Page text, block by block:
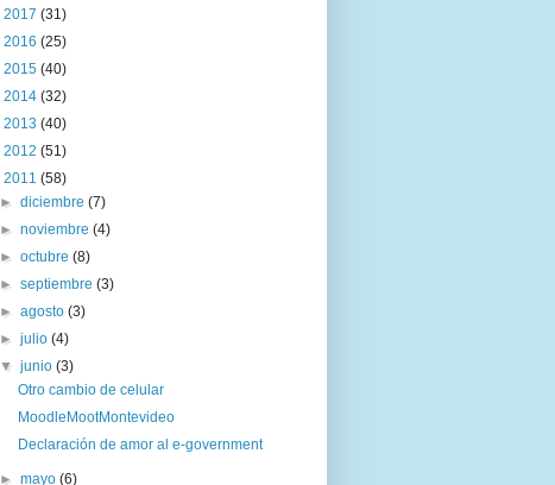
2017 (31)
2016 (25)
2015 (40)
2014 (32)
2013 (40)
2012 (51)
2011 (58)
►diciembre(7)
►noviembre(4)
►octubre(8)
►septiembre(3)
►agosto(3)
►julio(4)
▼junio(3)
Otro cambio de celular
MoodleMootMontevideo
Declaración de amor al e-government
►mayo(6)